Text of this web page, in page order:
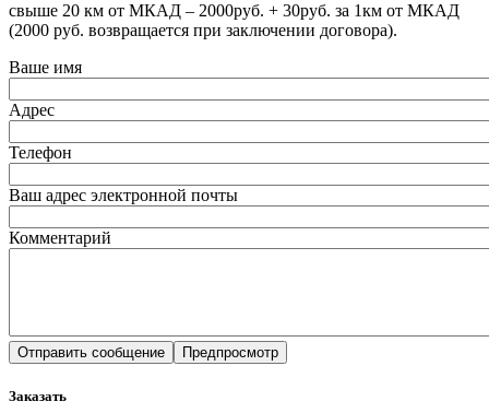
свыше 20 км от МКАД – 2000руб. + 30руб. за 1км от МКАД
(2000 руб. возвращается при заключении договора).
Ваше имя
Адрес
Телефон
Ваш адрес электронной почты
Комментарий
Заказать